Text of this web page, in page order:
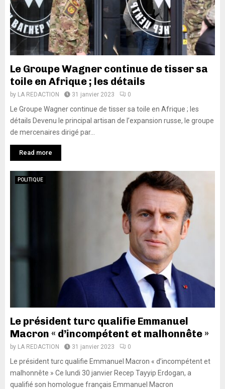
Le Groupe Wagner continue de tisser sa
toile en Afrique ; les détails
by LA REDACTION 31 janvier 2023 0
Le Groupe Wagner continue de tisser sa toile en Afrique ; les
détails Devenu le principal artisan de l’expansion russe, le groupe
de mercenaires dirigé par...
Read more
POLITIQUE
Le président turc qualifie Emmanuel
Macron « d’incompétent et malhonnête »
by LA REDACTION 31 janvier 2023 0
Le président turc qualifie Emmanuel Macron « d’incompétent et
malhonnête » Ce lundi 30 janvier Recep Tayyip Erdogan, a
qualifié son homologue français Emmanuel Macron